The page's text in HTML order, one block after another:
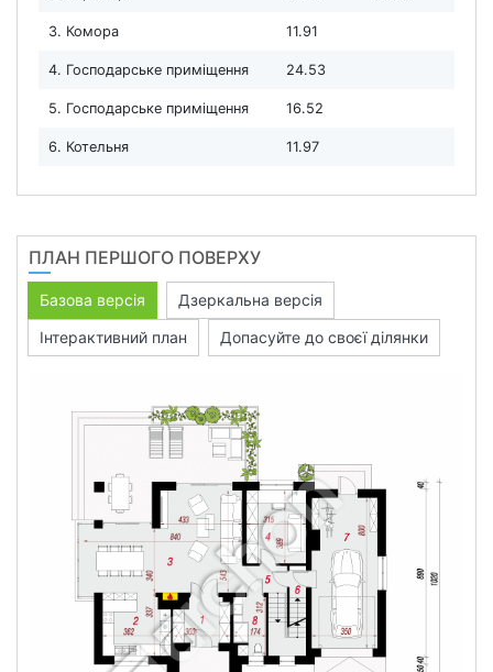
3. Комора 11.91
4. Господарське приміщення 24.53
5. Господарське приміщення 16.52
6. Котельня 11.97
ПЛАН ПЕРШОГО ПОВЕРХУ
Базова версія
Дзеркальна версія
Інтерактивний план
Допасуйте до своєї ділянки